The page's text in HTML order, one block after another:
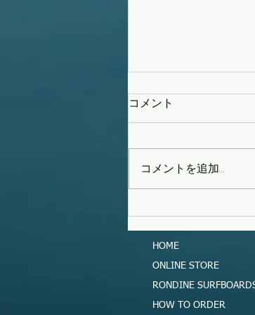
コメント
コメントを追加…
HOME
ONLINE STORE
RONDINE
HOW TO ORDER